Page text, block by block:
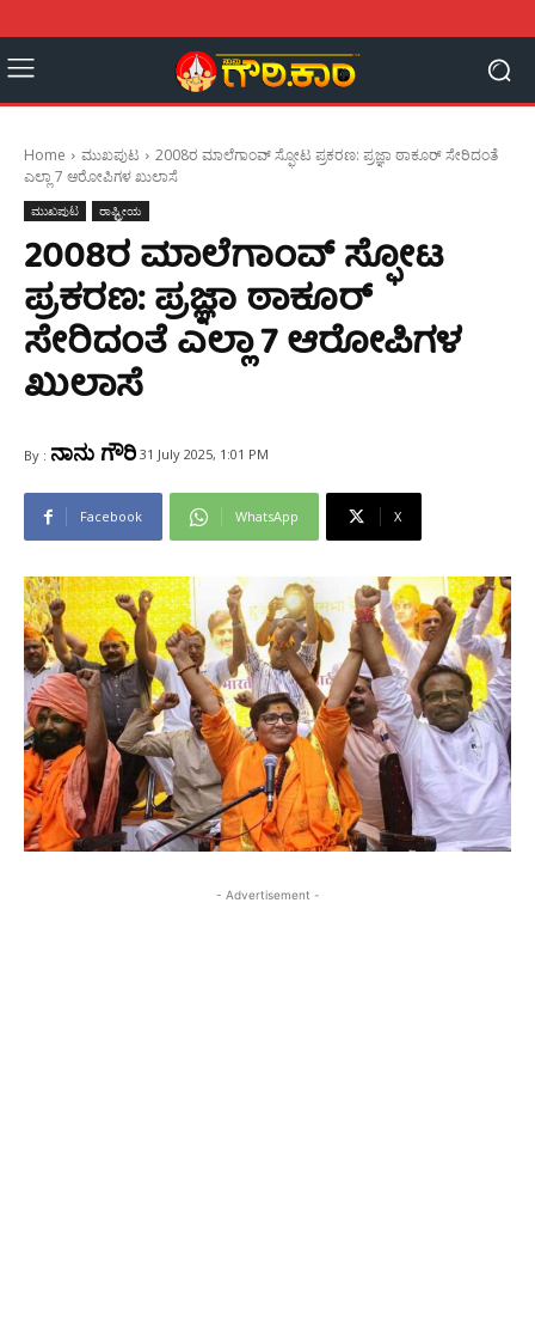
Home ಮುಖಪುಟ
2008ರ ಮಾಲೆಗಾಂವ್ ಸ್ಫೋಟ ಪ್ರಕರಣ: ಪ್ರಜ್ಞಾ ಠಾಕೂರ್ ಸೇರಿದಂತೆ
ಎಲ್ಲಾ 7 ಆರೋಪಿಗಳ ಖುಲಾಸೆ
ಮುಖಪುಟ ರಾಷ್ಟ್ರೀಯ
2008ರ ಮಾಲೆಗಾಂವ್ ಸ್ಫೋಟ
ಪ್ರಕರಣ: ಪ್ರಜ್ಞಾ ಠಾಕೂರ್
ಸೇರಿದಂತೆ ಎಲ್ಲಾ 7 ಆರೋಪಿಗಳ
ಖುಲಾಸೆ
By : ನಾನು ಗೌರಿ 31 July 2025, 1:01 PM
Facebook WhatsApp X
- Advertisement -